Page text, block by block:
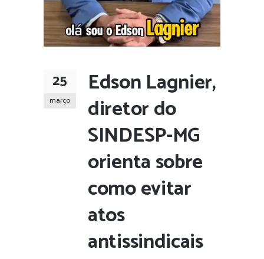
25
março
Edson Lagnier,
diretor do
SINDESP-MG
orienta sobre
como evitar
atos
antissindicais